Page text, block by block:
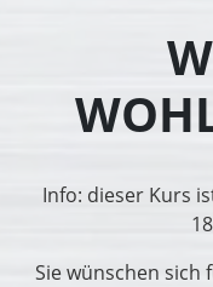
Info: dieser Kurs
Sie wünschen